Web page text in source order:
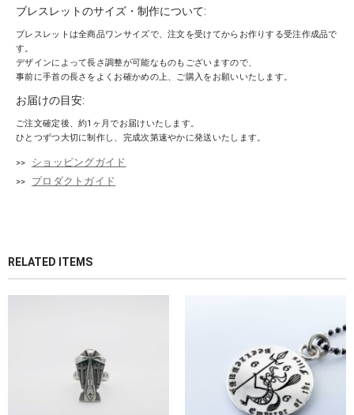
ブレスレットのサイズ・制作について:
ブレスレットは全商品ワンサイズで、注文を受けてからお作りする受注作成品で
す。
デザインによって長さ調整が可能なものもございますので、
事前に手首の長さをよくお確かめの上、ご購入をお願いいたします。
お届けの目安:
ご注文確定後、約1ヶ月でお届けいたします。
ひとつずつ大切に制作し、完成次第速やかに発送いたします。
ショッピングガイド
プロダクトガイド
RELATED ITEMS